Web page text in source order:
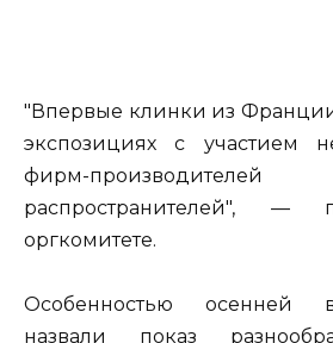
"Впервые клинки из
экспозициях с участием
фирм-
распространителей", —
оргкомитете.
Особенностью осенней
назвали показ